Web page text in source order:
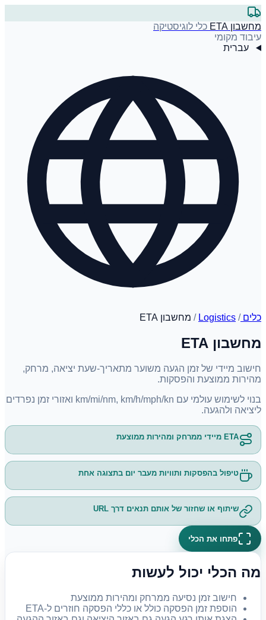
מחשבון ETA
כלי לוגיסטיקה
עיבוד מקומי
עברית
כלים/
Logistics
/ מחשבון ETA
מחשבון ETA
חישוב מיידי של זמן הגעה משוער מתאריך-שעת יציאה, מרחק,
מהירות ממוצעת והפסקות.
בנוי לשימוש עולמי עם km/mi/nm, km/h/mph/kn ואזורי זמן נפרדים
ליציאה ולהגעה.
ETA מיידי ממרחק ומהירות ממוצעת
טיפול בהפסקות ותוויות מעבר יום בתצוגה אחת
שיתוף או שחזור של אותם תנאים דרך URL
פתחו את הכלי
מה הכלי יכול לעשות
חישוב זמן נסיעה ממרחק ומהירות ממוצעת
הוספת זמן הפסקה כולל או כללי הפסקה חוזרים ל-ETA